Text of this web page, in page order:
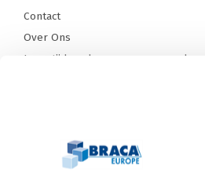
Contact
Over Ons
Levertijden, dagen en voorwaarden
Betaalmethodes en voorwaarden
Privacy policy